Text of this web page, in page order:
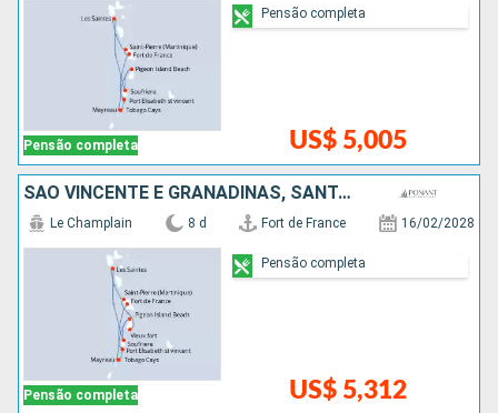
Pensão completa US$ 5,005
Pensão completa
SÃO VINCENTE E GRANADINAS, SANTA LUCIA
Pensão completa
Le Champlain 8 d Fort de France 16/02/2028
US$ 5,312
Pensão completa